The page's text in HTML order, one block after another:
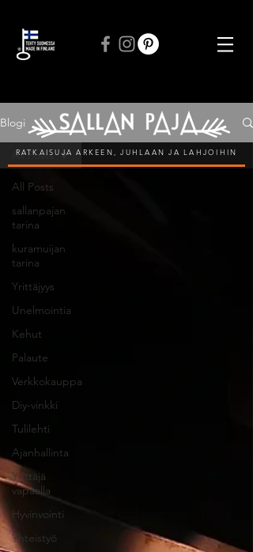
RATKAISUJA ARKEEN, JUHLAAN JA LAHJOIHIN
Blogi
All Posts
sallanpajan
tarina
kuramuijan
tarina
Yrittäjyys
Unelmointia
Kehut
Palaute
Verkkokauppa
Diy-vinkki
Tulilehti
Ajanhallinta
Yrittäjä
vapaalla
Hyvinvointi
Yhteistyö
All Posts